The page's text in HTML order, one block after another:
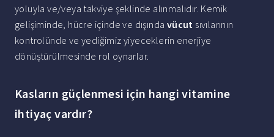
yoluyla ve/veya takviye şeklinde alınmalıdır. Kemik
gelişiminde, hücre içinde ve dışında vücut sıvılarının
kontrolünde ve yediğimiz yiyeceklerin enerjiye
dönüştürülmesinde rol oynarlar.
Kasların güçlenmesi için hangi vitamine
ihtiyaç vardır?